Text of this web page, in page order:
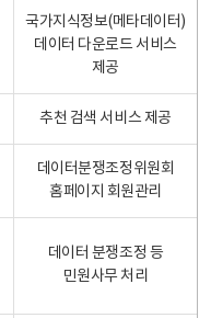
국가지식정보(메타데이터)
데이터 다운로드 서비스
제공
추천 검색 서비스 제공
데이터분쟁조정위원회
홈페이지 회원관리
데이터 분쟁조정 등
민원사무 처리